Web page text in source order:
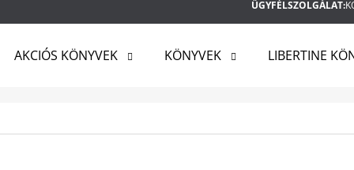
ÜGYFÉLSZOLGÁLAT:
AKCIÓS KÖNYVEK KÖNYVEK LIBERTINE